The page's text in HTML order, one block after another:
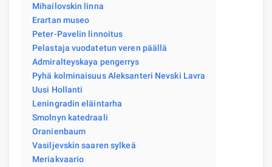
Mihailovskin linna
Erartan museo
Peter-Pavelin linnoitus
Pelastaja vuodatetun veren päällä
Admiralteyskaya pengerrys
Pyhä kolminaisuus Aleksanteri Nevski Lavra
Uusi Hollanti
Leningradin eläintarha
Smolnyn katedraali
Oranienbaum
Vasiljevskin saaren sylkeä
Meriakvaario